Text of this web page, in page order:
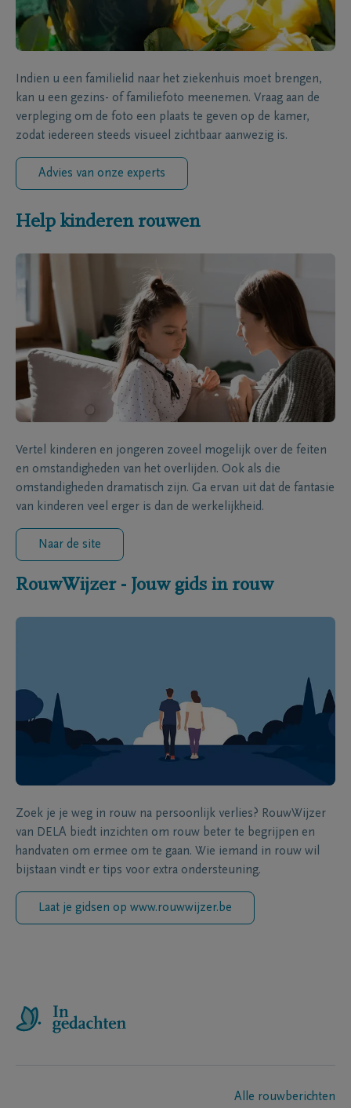
Indien u een familielid naar het ziekenhuis moet brengen,
kan u een gezins- of familiefoto meenemen. Vraag aan de
verpleging om de foto een plaats te geven op de kamer,
zodat iedereen steeds visueel zichtbaar aanwezig is.
Advies van onze experts
Help kinderen rouwen
Vertel kinderen en jongeren zoveel mogelijk over de feiten
en omstandigheden van het overlijden. Ook als die
omstandigheden dramatisch zijn. Ga ervan uit dat de fantasie
van kinderen veel erger is dan de werkelijkheid.
Naar de site
RouwWijzer - Jouw gids in rouw
Zoek je je weg in rouw na persoonlijk verlies? RouwWijzer
van DELA biedt inzichten om rouw beter te begrijpen en
handvaten om ermee om te gaan. Wie iemand in rouw wil
bijstaan vindt er tips voor extra ondersteuning.
Laat je gidsen op www.rouwwijzer.be
Alle rouwberichten